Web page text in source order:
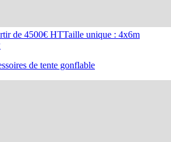
de 4500€ HTTaille unique : 4x6m
de tente gonflable